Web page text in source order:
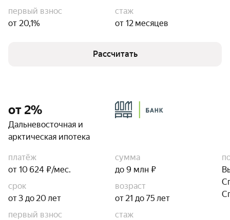
первый взнос
от 20,1%
стаж
от 12 месяцев
Рассчитать
от 2%
Дальневосточная и
арктическая ипотека
платёж
от 10 624 ₽/мес.
сумма
до 9 млн ₽
срок
от 3 до 20 лет
возраст
от 21 до 75 лет
первый взнос
стаж